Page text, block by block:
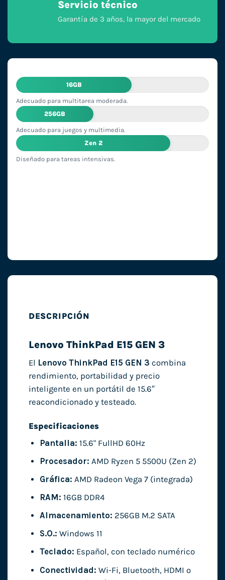
Servicio técnico
Garantía de 3 años, la mayor del mercado
16GB
Adecuado para multitarea moderada.
256GB
Adecuado para juegos y multimedia.
Zen 2
Diseñado para tareas intensivas.
DESCRIPCIÓN
Lenovo ThinkPad E15 GEN 3
El Lenovo ThinkPad E15 GEN 3 combina
rendimiento, portabilidad y precio
inteligente en un portátil de 15.6″
reacondicionado y testeado.
Especificaciones
Pantalla: 15.6" FullHD 60Hz
Procesador: AMD Ryzen 5 5500U (Zen 2)
Gráfica: AMD Radeon Vega 7 (integrada)
RAM: 16GB DDR4
Almacenamiento: 256GB M.2 SATA
S.O.: Windows 11
Teclado: Español, con teclado numérico
Conectividad: Wi-Fi, Bluetooth, HDMI o